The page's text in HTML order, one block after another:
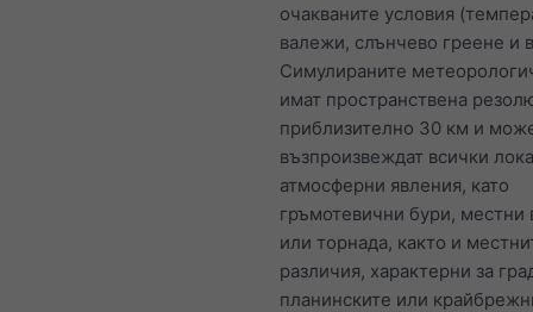
очакваните условия
валежи, слънчево греене и
Симулираните
имат пространствена
приблизително 30 км и
възпроизвеждат всички
атмосферни явления, като
гръмотевични бури, местни
или торнада, както и
различия, характерни за
планинските или